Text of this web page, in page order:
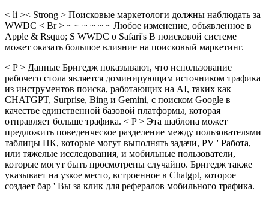
< li >< Strong > Поисковые маркетологи должны наблюдать за
WWDC < Br > ~ ~ ~ ~ ~ ~ Любое изменение, объявленное в
Apple & Rsquo; S WWDC о Safari's В поисковой системе
может оказать большое влияние на поисковый маркетинг.
< P > Данные Бригедж показывают, что использование
рабочего стола является доминирующим источником трафика
из инструментов поиска, работающих на AI, таких как
CHATGPT, Surprise, Bing и Gemini, с поиском Google в
качестве единственной базовой платформы, которая
отправляет больше трафика. < P > Эта шаблона может
предложить поведенческое разделение между пользователями
таблицы ПК, которые могут выполнять задачи, PV ' Работа,
или тяжелые исследования, и мобильные пользователи,
которые могут быть просмотрены случайно. Бригедж также
указывает на узкое место, встроенное в Chatgpt, которое
создает бар ' Вы за клик для рефералов мобильного трафика.